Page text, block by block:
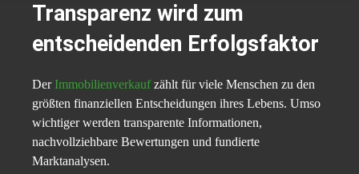
Transparenz wird zum
entscheidenden Erfolgsfaktor
Der Immobilienverkaufzählt für viele Menschen zu den
größten finanziellen Entscheidungen ihres Lebens. Umso
wichtiger werden transparente Informationen,
nachvollziehbare Bewertungen und fundierte
Marktanalysen.